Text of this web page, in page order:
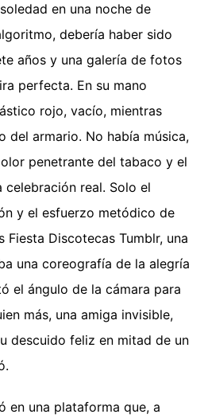
en una noche de
debería haber sido
años y una galería de fotos
perfecta. En su mano
rojo, vacío, mientras
del armario. No había música,
penetrante del tabaco y el
celebración real. Solo el
y el esfuerzo metódico de
Fiesta Discotecas Tumblr, una
una coreografía de la alegría
el ángulo de la cámara para
más, una amiga invisible,
descuido feliz en mitad de un
en una plataforma que, a